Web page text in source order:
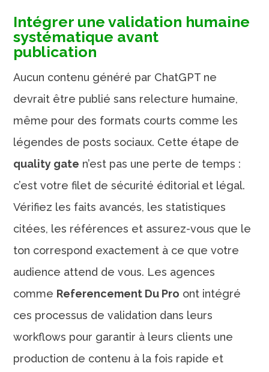
Intégrer une validation humaine
systématique avant
publication
Aucun contenu généré par ChatGPT ne
devrait être publié sans relecture humaine,
même pour des formats courts comme les
légendes de posts sociaux. Cette étape de
quality gate n’est pas une perte de temps :
c’est votre filet de sécurité éditorial et légal.
Vérifiez les faits avancés, les statistiques
citées, les références et assurez-vous que le
ton correspond exactement à ce que votre
audience attend de vous. Les agences
comme Referencement Du Pro ont intégré
ces processus de validation dans leurs
workflows pour garantir à leurs clients une
production de contenu à la fois rapide et